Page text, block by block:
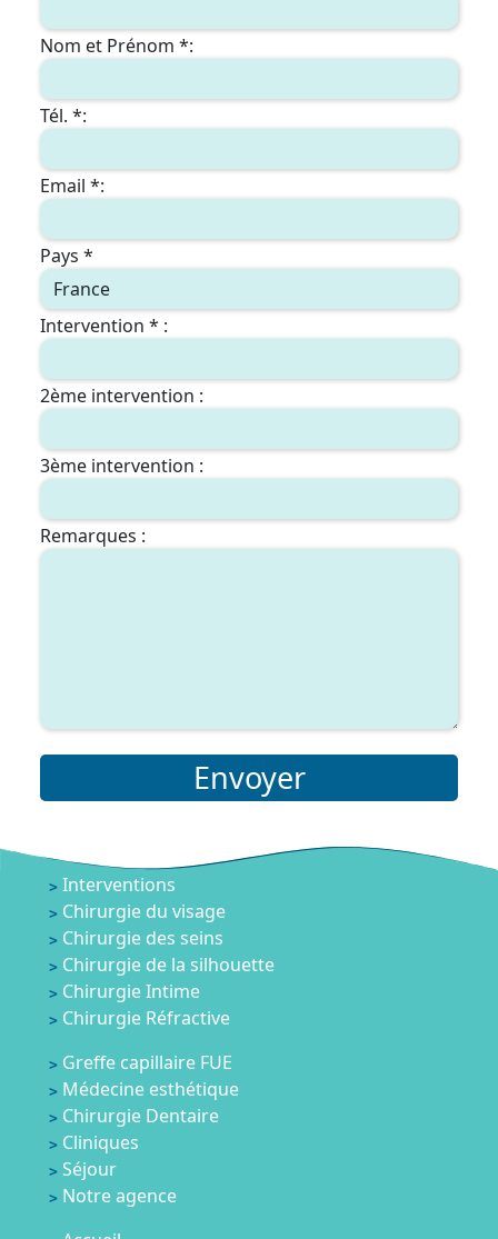
Nom et Prénom *:
Tél. *:
Email *:
Pays *
Intervention * :
2ème intervention :
3ème intervention :
Remarques :
Envoyer
Interventions
Chirurgie du visage
Chirurgie des seins
Chirurgie de la silhouette
Chirurgie Intime
Chirurgie Réfractive
Greffe capillaire FUE
Médecine esthétique
Chirurgie Dentaire
Cliniques
Séjour
Notre agence